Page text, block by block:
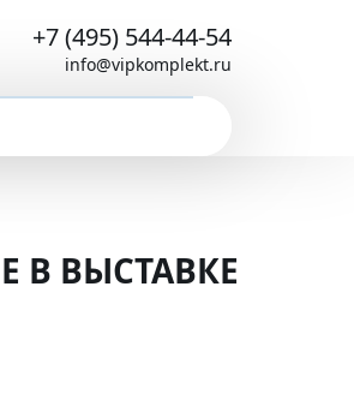
+7 (495) 544-44-54
info@vipkomplekt.ru
В ВЫСТАВКЕ